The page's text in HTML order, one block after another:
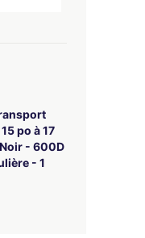
po à 17
- 600D
- 1